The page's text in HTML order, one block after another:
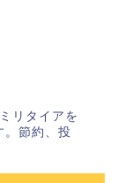
リタイアを
。節約、投